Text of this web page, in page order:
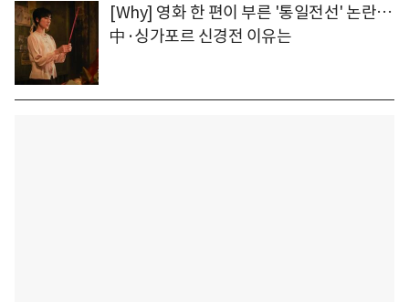
[Why] 영화 한 편이 부른 '통일전선' 논란…
中·싱가포르 신경전 이유는